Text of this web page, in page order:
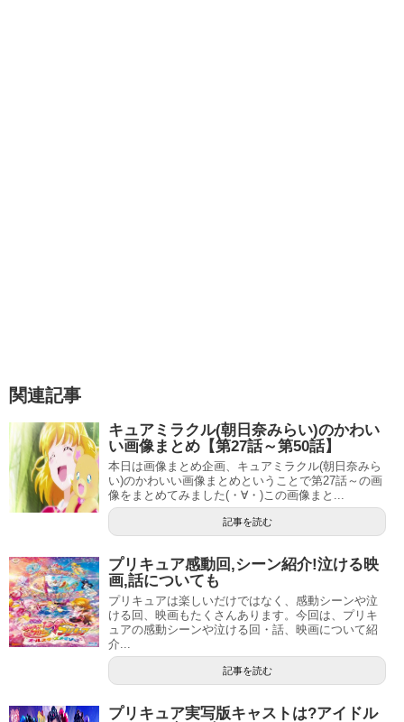
身長や体重は分かっていません。
まだまだ育ち盛りなので、あっという間に変化してしまい
ますからね。
出身は三重県と神奈川県と2つの情報が見られました。
調べてみると、神奈川県出身と書かれている方が最近なの
で、最初に三重県に住んでいて、そのあと神奈川県に引っ
越したのかもしれません。
2011年から2015年まで、小学生向けファッション雑誌ニコ
☆プチKIDS」でKIDSモデルを務めました。
関連記事
キュアミラクル(朝日奈みらい)のかわい
い画像まとめ【第27話～第50話】
本日は画像まとめ企画、キュアミラクル(朝日奈みら
い)のかわいい画像まとめということで第27話～の画
像をまとめてみました(・∀・)この画像まと...
記事を読む
プリキュア感動回,シーン紹介!泣ける映
画,話についても
プリキュアは楽しいだけではなく、感動シーンや泣
ける回、映画もたくさんあります。今回は、プリキ
ュアの感動シーンや泣ける回・話、映画について紹
介...
記事を読む
プリキュア実写版キャストは?アイドル